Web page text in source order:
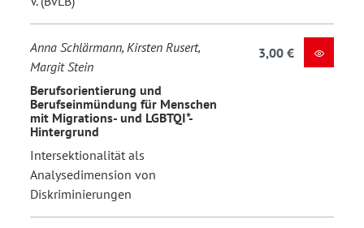
Anna Schlärmann, Kirsten Rusert,
Margit Stein
Berufsorientierung und
Berufseinmündung für Menschen
mit Migrations- und LGBTQI*-
Hintergrund
Intersektionalität als
Analysedimension von
Diskriminierungen
3,00 €